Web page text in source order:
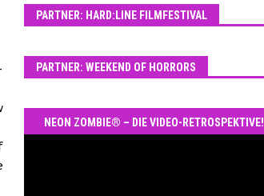
PARTNER: HARD:LINE FILMFESTIVAL
PARTNER: WEEKEND OF HORRORS
NEON ZOMBIE® – DIE VIDEO-RETROSPEKTIVE!